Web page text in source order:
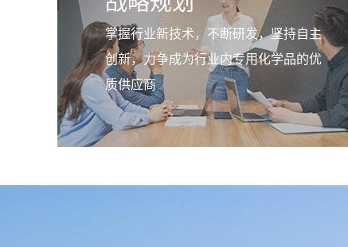
掌握行业新技术，不断研发，坚持自主
创新，力争成为行业内专用化学品的优
质供应商